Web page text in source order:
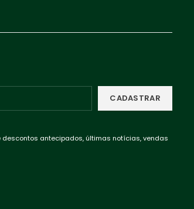
antecipados, últimas notícias, vendas